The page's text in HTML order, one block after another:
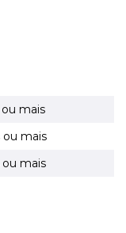
mais
ou mais
mais